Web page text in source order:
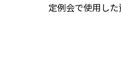
定例会で使用した